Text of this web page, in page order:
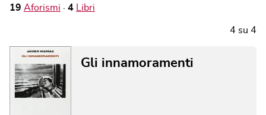
19 Aforismi 4 Libri
4 su 4
Gli innamoramenti